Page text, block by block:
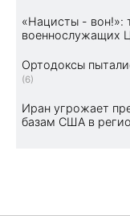
«Нацисты - вон!»:
военнослужащих
Ортодоксы
(6)
Иран угрожает
базам США в